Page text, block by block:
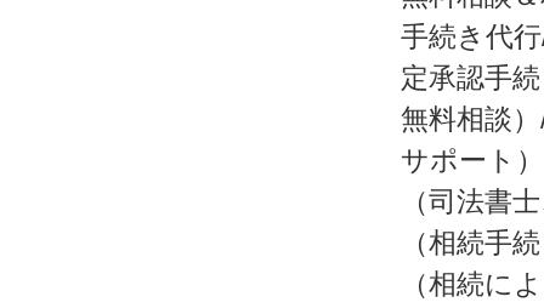
手続き代
定承認手
無料相談
サポート
（司法書
（相続手
（相続に